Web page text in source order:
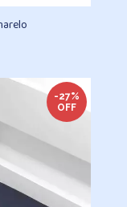
-27%
OFF